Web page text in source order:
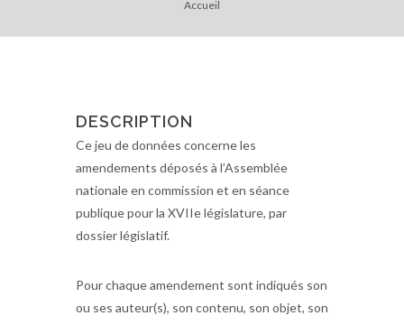
Accueil
DESCRIPTION
Ce jeu de données concerne les
amendements déposés à l’Assemblée
nationale en commission et en séance
publique pour la XVIIe législature, par
dossier législatif.
Pour chaque amendement sont indiqués son
ou ses auteur(s), son contenu, son objet, son